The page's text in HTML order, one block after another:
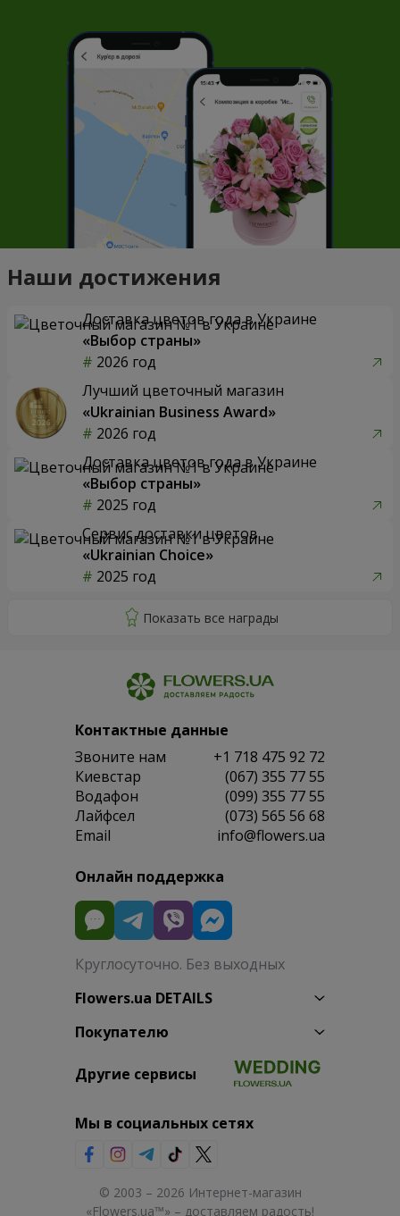
Наши достижения
Доставка цветов года в Украине
«Выбор страны»
2026 год
Лучший цветочный магазин
«Ukrainian Business Award»
2026 год
Доставка цветов года в Украине
«Выбор страны»
2025 год
Сервис доставки цветов
«Ukrainian Choice»
2025 год
Контактные данные
Звоните нам
+1 718 475 92 72
Киевстар
(067) 355 77 55
Водафон
(099) 355 77 55
Лайфсел
(073) 565 56 68
Email
info@flowers.ua
Онлайн поддержка
Круглосуточно. Без выходных
Flowers.ua DETAILS
Покупателю
Другие сервисы
Мы в социальных сетях
© 2003 – 2026 Интернет-магазин
«Flowers.ua™» – доставляем радость!